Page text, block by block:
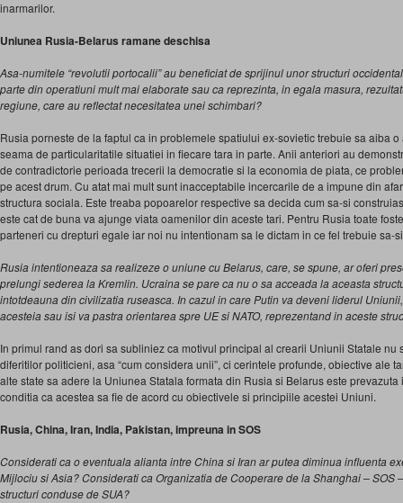
inarmarilor.
Uniunea Rusia-Belarus ramane deschisa
Asa-numitele “revolutii portocalii” au beneficiat de sprijinul unor structuri
parte din operatiuni mult mai elaborate sau ca reprezinta, in egala masura,
regiune, care au reflectat necesitatea unei schimbari?
Rusia porneste de la faptul ca in problemele spatiului ex-sovietic trebuie sa aiba
seama de particularitatile situatiei in fiecare tara in parte. Anii anteriori au
de contradictorie perioada trecerii la democratie si la economia de piata, ce
pe acest drum. Cu atat mai mult sunt inacceptabile incercarile de a impune din
structura sociala. Este treaba popoarelor respective sa decida cum sa-si
este cat de buna va ajunge viata oamenilor din aceste tari. Pentru Rusia toate
parteneri cu drepturi egale iar noi nu intentionam sa le dictam in ce fel trebuie sa-
Rusia intentioneaza sa realizeze o uniune cu Belarus, care, se spune, ar oferi
prelungi sederea la Kremlin. Ucraina se pare ca nu o sa acceada la aceasta
intotdeauna din civilizatia ruseasca. In cazul in care Putin va deveni liderul
acesteia sau isi va pastra orientarea spre UE si NATO, reprezentand in aceste
In primul rand as dori sa subliniez ca motivul principal al crearii Uniunii Statale nu
diferitilor politicieni, asa “cum considera unii”, ci cerintele profunde, obiective ale
alte state sa adere la Uniunea Statala formata din Rusia si Belarus este
conditia ca acestea sa fie de acord cu obiectivele si principiile acestei Uniuni.
Rusia, China, Iran, India, Pakistan, impreuna in SOS
Considerati ca o eventuala alianta intre China si Iran ar putea diminua influenta
Mijlociu si Asia? Considerati ca Organizatia de Cooperare de la Shanghai – SOS
structuri conduse de SUA?